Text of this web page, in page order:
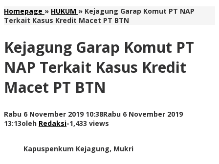
Homepage » HUKUM » Kejagung Garap Komut PT NAP
Terkait Kasus Kredit Macet PT BTN
Kejagung Garap Komut PT
NAP Terkait Kasus Kredit
Macet PT BTN
Rabu 6 November 2019 10:38Rabu 6 November 2019
13:13oleh Redaksi-1,433 views
Kapuspenkum Kejagung, Mukri